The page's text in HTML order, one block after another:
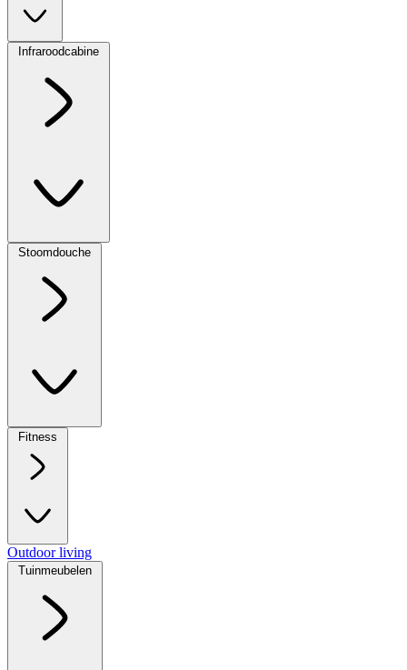
Infraroodcabine
Stoomdouche
Fitness
Outdoor living
Tuinmeubelen